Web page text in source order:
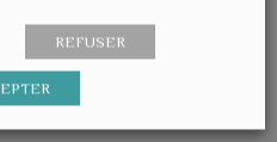
REFUSER